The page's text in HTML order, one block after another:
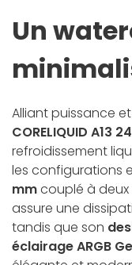
Un
Alliant puissance
CORELIQUID A13
refroidissement
les configurations
mmcouplé à
assure une
tandis que son
éclairage ARGB